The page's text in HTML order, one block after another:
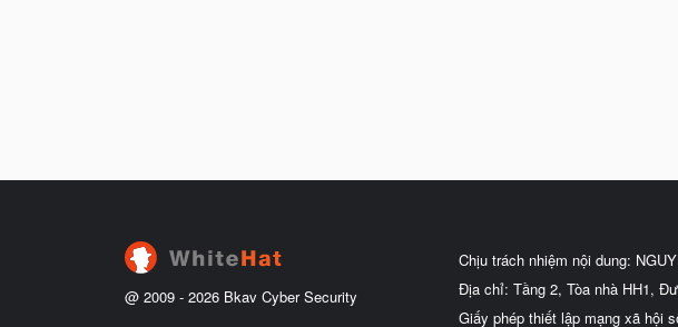
@ 2009 - 2026 Bkav Cyber Security
Chịu trách nhiệm nội dung:
Địa chỉ: Tầng 2, Tòa nhà HH1,
Giấy phép thiết lập mạng xã hội